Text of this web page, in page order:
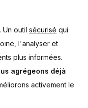
Un outil sécurisé qui
l'analyser et
plus informées.
agrégeons déjà
activement le